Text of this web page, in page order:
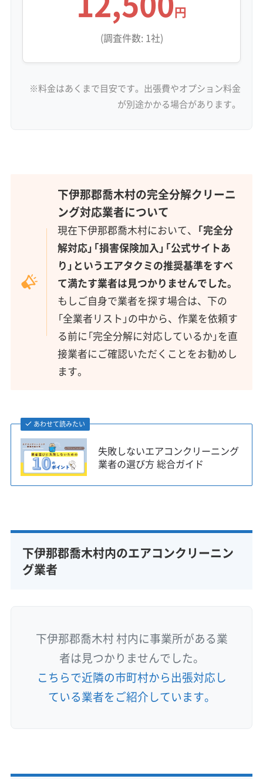
円
(調査件数: 1社)
※料金はあくまで目安です。出張費やオプション料金
が別途かかる場合があります。
下伊那郡喬木村の完全分解クリーニ
ング対応業者について
現在下伊那郡喬木村において、 「完全分
解対応」「損害保険加入」「公式サイトあ
り」というエアタクミの推奨基準をすべ
て満たす業者は見つかりませんでした。
もしご自身で業者を探す場合は、下の
「全業者リスト」の中から、作業を依頼す
る前に「完全分解に対応しているか」を直
接業者にご確認いただくことをお勧めし
ます。
あわせて読みたい
失敗しないエアコンクリーニング
業者の選び方 総合ガイド
下伊那郡喬木村内のエアコンクリーニン
グ業者
下伊那郡喬木村 村内に事業所がある業
者は見つかりませんでした。
こちらで近隣の市町村から出張対応し
ている業者をご紹介しています。